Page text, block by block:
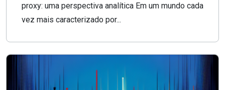
proxy: uma perspectiva analítica Em um mundo cada
vez mais caracterizado por...